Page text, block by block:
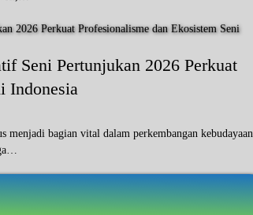
Seni Pertunjukan 2026 Perkuat
Indonesia
bagian vital dalam perkembangan kebudayaan